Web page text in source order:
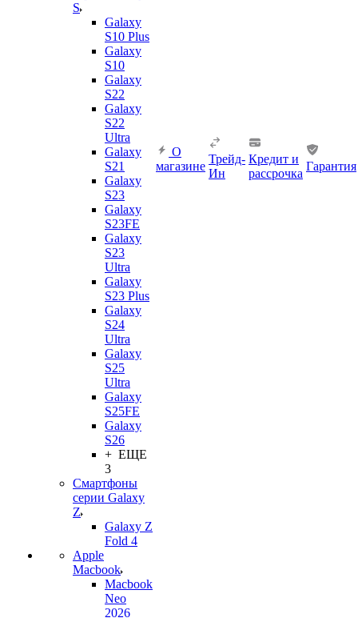
S
Galaxy
S10 Plus
Galaxy
S10
Galaxy
S22
Galaxy
S22
Ultra
Galaxy
S21
Galaxy
S23
Galaxy
S23FE
Galaxy
S23
Ultra
Galaxy
S23 Plus
Galaxy
S24
Ultra
Galaxy
S25
Ultra
Galaxy
S25FE
Galaxy
S26
+ ЕЩЕ
3
Смартфоны
серии Galaxy
Z
Galaxy Z
Fold 4
Apple
Macbook
Macbook
Neo
2026
О
магазине
Трейд-
Ин
Кредит и
рассрочка
Гарантия